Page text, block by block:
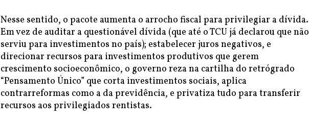
Nesse sentido, o pacote aumenta o arrocho fiscal para privilegiar a dívida.
Em vez de auditar a questionável dívida (que até o TCU já declarou que não
serviu para investimentos no país); estabelecer juros negativos, e
direcionar recursos para investimentos produtivos que gerem
crescimento socioeconômico, o governo reza na cartilha do retrógrado
“Pensamento Único” que corta investimentos sociais, aplica
contrarreformas como a da previdência, e privatiza tudo para transferir
recursos aos privilegiados rentistas.